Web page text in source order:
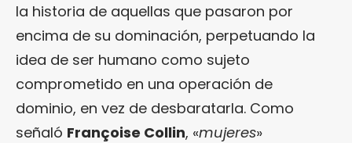
la historia de aquellas que pasaron por
encima de su dominación, perpetuando la
idea de ser humano como sujeto
comprometido en una operación de
dominio, en vez de desbaratarla. Como
señaló Françoise Collin, «mujeres»